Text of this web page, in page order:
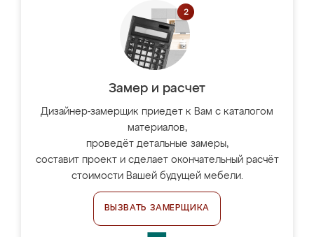
Замер и расчет
Дизайнер-замерщик приедет к Вам с каталогом
материалов,
проведёт детальные замеры,
составит проект и сделает окончательный расчёт
стоимости Вашей будущей мебели.
ВЫЗВАТЬ ЗАМЕРЩИКА